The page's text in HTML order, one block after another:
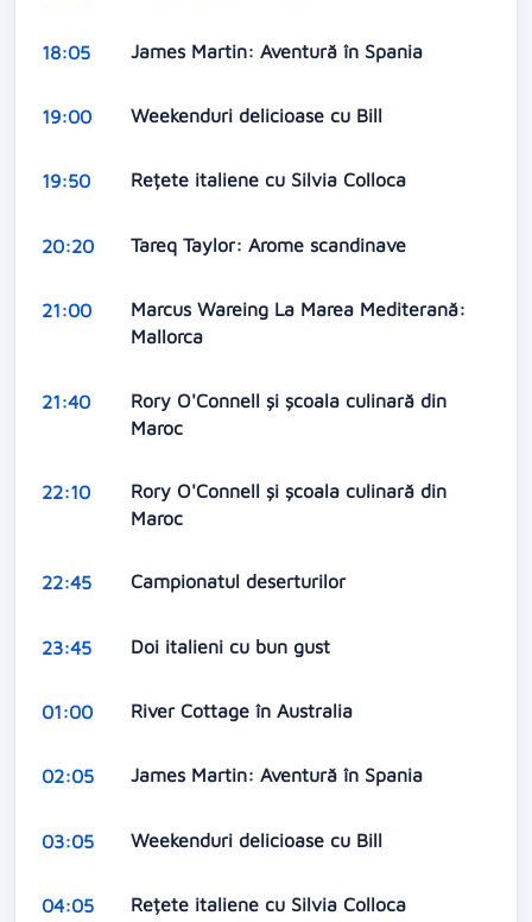
18:05 James Martin: Aventură în Spania
19:00 Weekenduri delicioase cu Bill
19:50 Rețete italiene cu Silvia Colloca
20:20 Tareq Taylor: Arome scandinave
21:00
Marcus Wareing La Marea Mediterană:
Mallorca
21:40
Rory O'Connell şi şcoala culinară din
Maroc
22:10
Rory O'Connell şi şcoala culinară din
Maroc
22:45 Campionatul deserturilor
23:45 Doi italieni cu bun gust
01:00 River Cottage în Australia
02:05 James Martin: Aventură în Spania
03:05 Weekenduri delicioase cu Bill
04:05 Rețete italiene cu Silvia Colloca